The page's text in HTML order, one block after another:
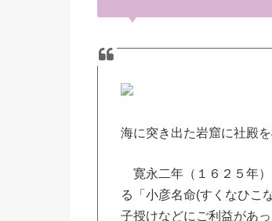
海に突き出た岩窟に社殿
寛永二年（１６２５年
る「小彦名命(すくなひこ
子授けなどにご利益があ